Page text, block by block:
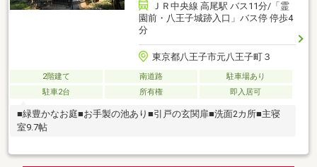
ＪＲ中央線 高尾駅 バス11分/「霊
園前・八王子城跡入口」バス停 停歩4
分
東京都八王子市元八王子町３
2階建て 南道路
駐車場あり
駐車2台
所有権 即入居可
■緑豊かなお庭■お手製の池あり■引戸の玄関扉■洗面2カ所■主寝
室9.7帖